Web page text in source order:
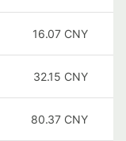
16.07 CNY
32.15 CNY
80.37 CNY